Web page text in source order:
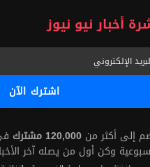
أخبار نيو نيوز
إلى أكثر من 120,000 مشترك
وكن أول من يصله آخر